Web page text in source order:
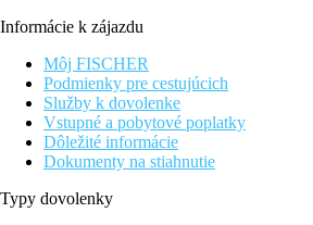
Informácie k zájazdu
Môj FISCHER
Podmienky pre cestujúcich
Služby k dovolenke
Vstupné a pobytové poplatky
Dôležité informácie
Dokumenty na stiahnutie
Typy dovolenky